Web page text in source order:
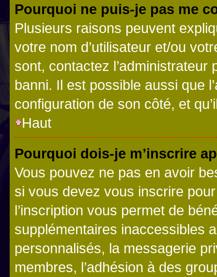
Pourquoi ne puis-je pas me
Plusieurs raisons peuvent
votre nom d’utilisateur et/ou
sont, contactez l’administrateur
banni. Il est possible aussi que
configuration de son côté, et
Haut
Pourquoi dois-je m’inscrire
Vous pouvez ne pas en avoir
si vous devez vous inscrire
l’inscription vous permet de
supplémentaires inaccessibles
personnalisés, la messagerie
membres, l’adhésion à des